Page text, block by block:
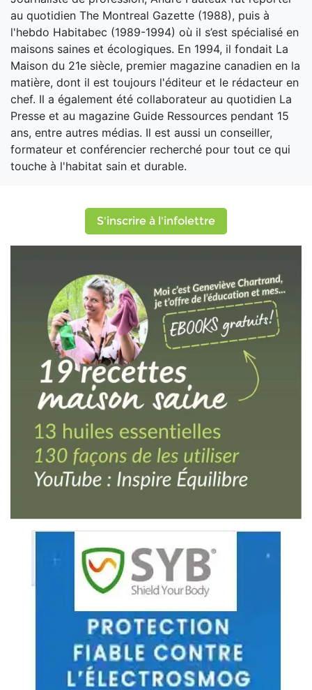
au quotidien The Montreal Gazette (1988), puis à
l'hebdo Habitabec (1989-1994) où il s’est spécialisé en
maisons saines et écologiques. En 1994, il fondait La
Maison du 21e siècle, premier magazine canadien en la
matière, dont il est toujours l'éditeur et le rédacteur en
chef. Il a également été collaborateur au quotidien La
Presse et au magazine Guide Ressources pendant 15
ans, entre autres médias. Il est aussi un conseiller,
formateur et conférencier recherché pour tout ce qui
touche à l'habitat sain et durable.
S'inscrire à l'infolettre